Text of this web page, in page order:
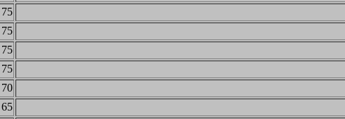
75
75
75
75
70
65